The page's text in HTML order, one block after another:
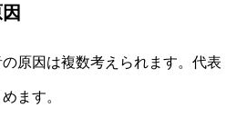
の原因は複数考えられます。代表
ます。